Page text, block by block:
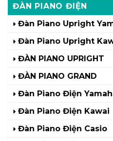
ĐÀN PIANO ĐIỆN
Đàn Piano Upright
Đàn Piano Upright
ĐÀN PIANO UPRIGHT
ĐÀN PIANO GRAND
Đàn Piano Điện
Đàn Piano Điện Kawai
Đàn Piano Điện Casio